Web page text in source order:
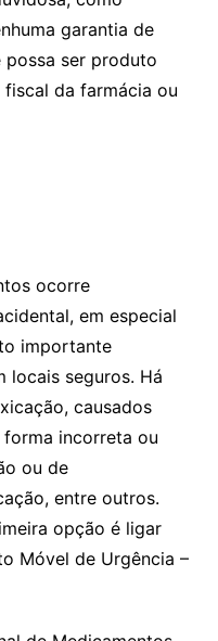
garantia de
possa ser produto
da farmácia ou
ocorre
em especial
importante
locais seguros. Há
causados
incorreta ou
ou de
entre outros.
opção é ligar
Móvel de Urgência –